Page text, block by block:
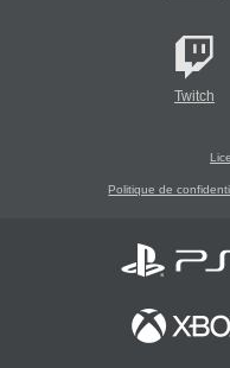
Twitch
Politique de